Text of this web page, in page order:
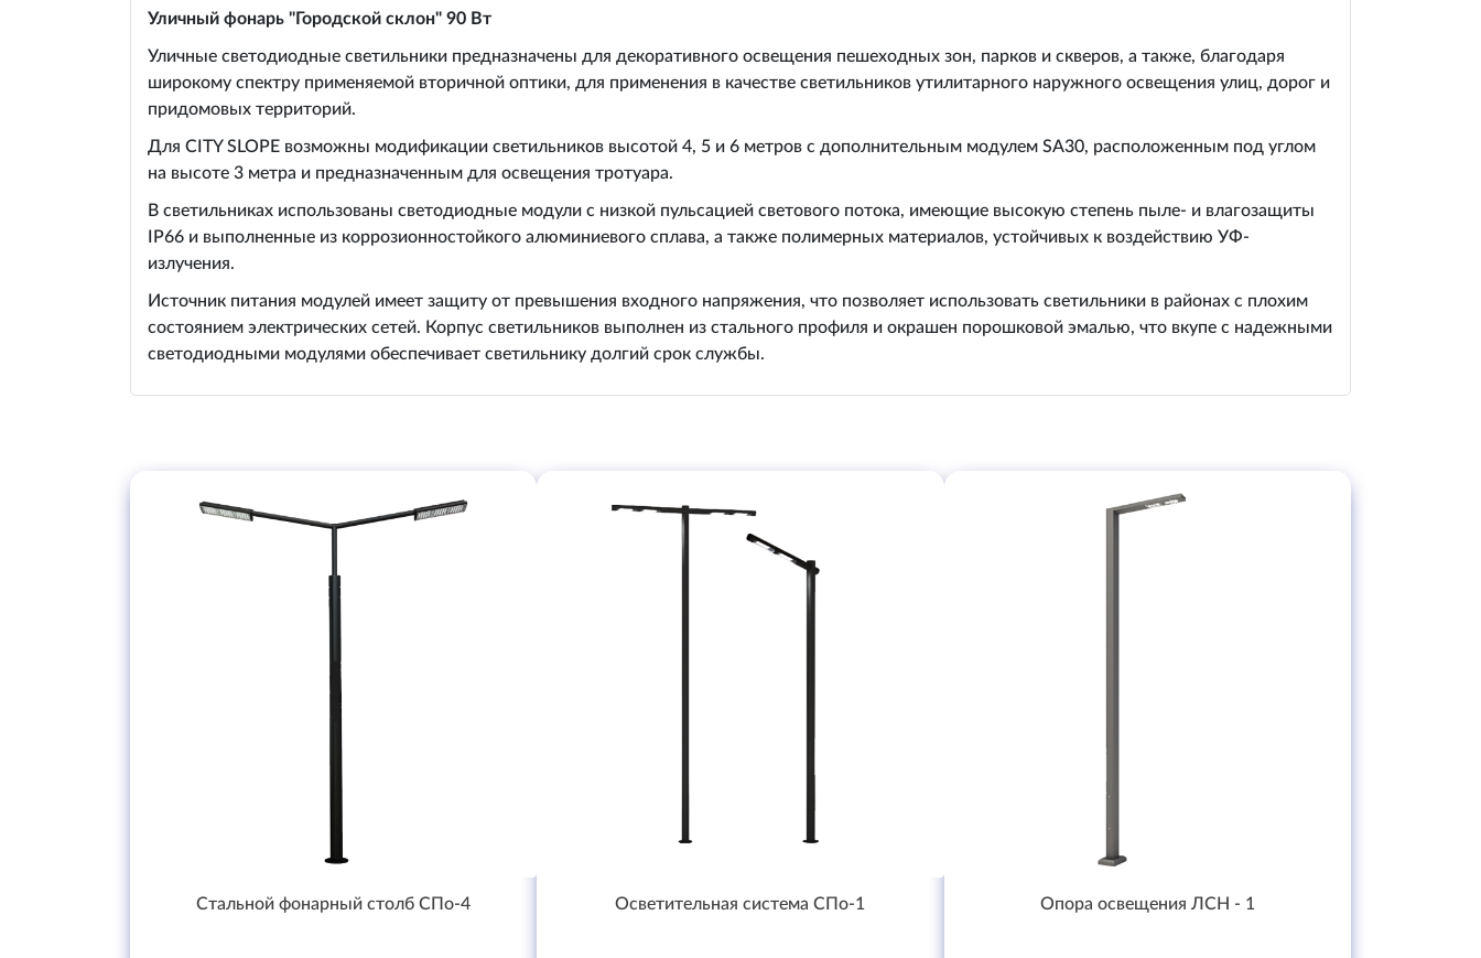
Уличный фонарь "Городской склон" 90 Вт
Уличные светодиодные светильники предназначены для декоративного освещения пешеходных зон, парков и скверов, а также, благодаря
широкому спектру применяемой вторичной оптики, для применения в качестве светильников утилитарного наружного освещения улиц, дорог и
придомовых территорий.
Для CITY SLOPE возможны модификации светильников высотой 4, 5 и 6 метров с дополнительным модулем SA30, расположенным под углом
на высоте 3 метра и предназначенным для освещения тротуара.
В светильниках использованы светодиодные модули с низкой пульсацией светового потока, имеющие высокую степень пыле- и влагозащиты
IP66 и выполненные из коррозионностойкого алюминиевого сплава, а также полимерных материалов, устойчивых к воздействию УФ-
излучения.
Источник питания модулей имеет защиту от превышения входного напряжения, что позволяет использовать светильники в районах с плохим
состоянием электрических сетей. Корпус светильников выполнен из стального профиля и окрашен порошковой эмалью, что вкупе с надежными
светодиодными модулями обеспечивает светильнику долгий срок службы.
Стальной фонарный столб СПо-4 Осветительная система СПо-1 Опора освещения ЛСН - 1